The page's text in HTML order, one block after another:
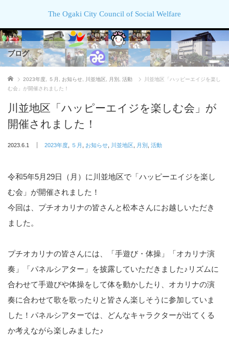
The Ogaki City Council of Social Welfare
ブログ
ホーム 2023年度 ５月 お知らせ 川並地区 月別 活動
川並地区「ハッピーエイジを楽し
む会」が開催されました！
川並地区「ハッピーエイジを楽しむ会」が
開催されました！
2023.6.1 2023年度 ５月 お知らせ 川並地区 月別 活動
令和5年5月29日（月）に川並地区で「ハッピーエイジを楽し
む会」が開催されました！
今回は、プチオカリナの皆さんと松本さんにお越しいただき
ました。
プチオカリナの皆さんには、「手遊び・体操」「オカリナ演
奏」「パネルシアター」を披露していただきました♪リズムに
合わせて手遊びや体操をして体を動かしたり、オカリナの演
奏に合わせて歌を歌ったりと皆さん楽しそうに参加していま
した！パネルシアターでは、どんなキャラクターが出てくる
か考えながら楽しみました♪